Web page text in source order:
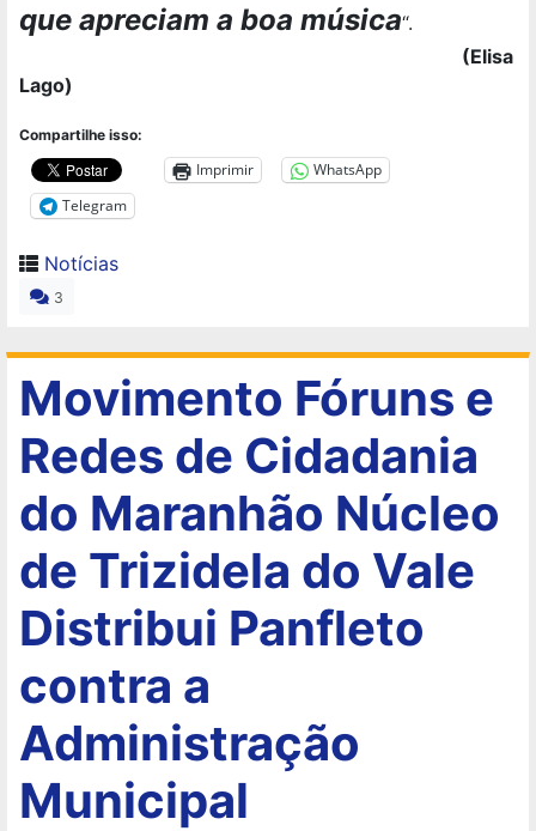
que apreciam a boa música“.
(Elisa
Lago)
Compartilhe isso:
Imprimir
WhatsApp
Telegram
Notícias
3
Movimento Fóruns e
Redes de Cidadania
do Maranhão Núcleo
de Trizidela do Vale
Distribui Panfleto
contra a
Administração
Municipal